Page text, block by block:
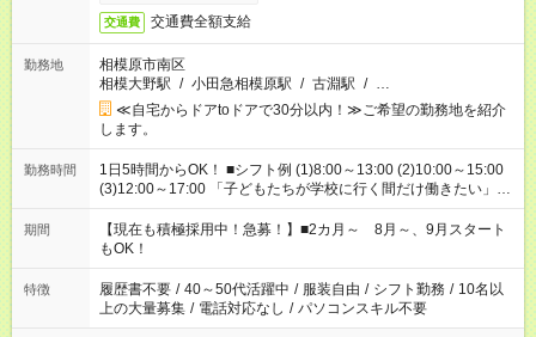
交通費 交通費全額支給
勤務地
相模原市南区
相模大野駅 / 小田急相模原駅 / 古淵駅 / …
≪自宅からドアtoドアで30分以内！≫ご希望の勤務地を紹介
します。
勤務時間
1日5時間からOK！ ■シフト例 (1)8:00～13:00 (2)10:00～15:00
(3)12:00～17:00 「子どもたちが学校に行く間だけ働きたい」
「余裕を持って夕飯の準備がしたい」 「午前中は働いて、午後
はプライベートの時間にしたい」 など、ご希望を教えてくださ
いね。 ※Wワーク希望の方へ 今ご覧のお仕事で希望する勤務時
間と、もう1つのお仕事の勤務時間。 合計で週40時間を超える
場合は応募できません。
期間
【現在も積極採用中！急募！】■2カ月～ 8月～、9月スタート
もOK！
特徴 履歴書不要 / 40～50代活躍中 / 服装自由 / シフト勤務 / 10名以
上の大量募集 / 電話対応なし / パソコンスキル不要